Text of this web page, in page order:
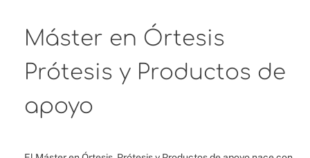
Máster en Órtesis
Prótesis y Productos de
apoyo